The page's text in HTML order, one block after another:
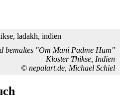
bemaltes "Om Mani Padme Hum"
Kloster Thikse, Indien
© nepalart.de, Michael Schiel